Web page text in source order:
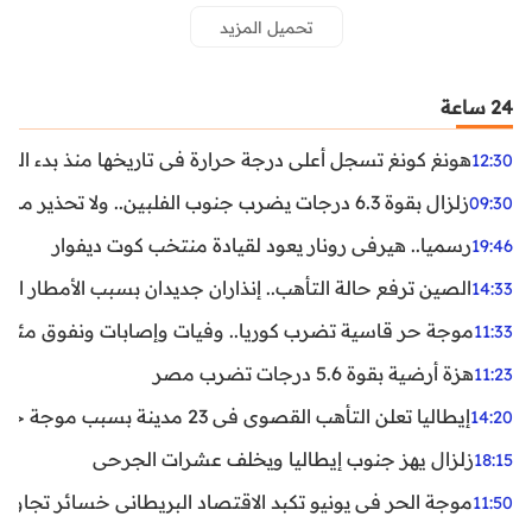
تحميل المزيد
24 ساعة
12:30هونغ كونغ تسجل أعلى درجة حرارة في تاريخها منذ بدء
09:30زلزال بقوة 6.3 درجات يضرب جنوب الفلبين.. ولا تحذير من تسونامي حتى الآن
19:46رسميا.. هيرفي رونار يعود لقيادة منتخب كوت ديفوار
14:33الصين ترفع حالة التأهب.. إنذاران جديدان بسبب الأمطار
11:33موجة حر قاسية تضرب كوريا.. وفيات وإصابات ونفوق مئات
11:23هزة أرضية بقوة 5.6 درجات تضرب مصر
14:20إيطاليا تعلن التأهب القصوى في 23 مدينة بسبب موجة حر شديدة
18:15زلزال يهز جنوب إيطاليا ويخلف عشرات الجرحى
11:50موجة الحر في يونيو تكبد الاقتصاد البريطاني خسائر تجاوزت 1.5 مليار